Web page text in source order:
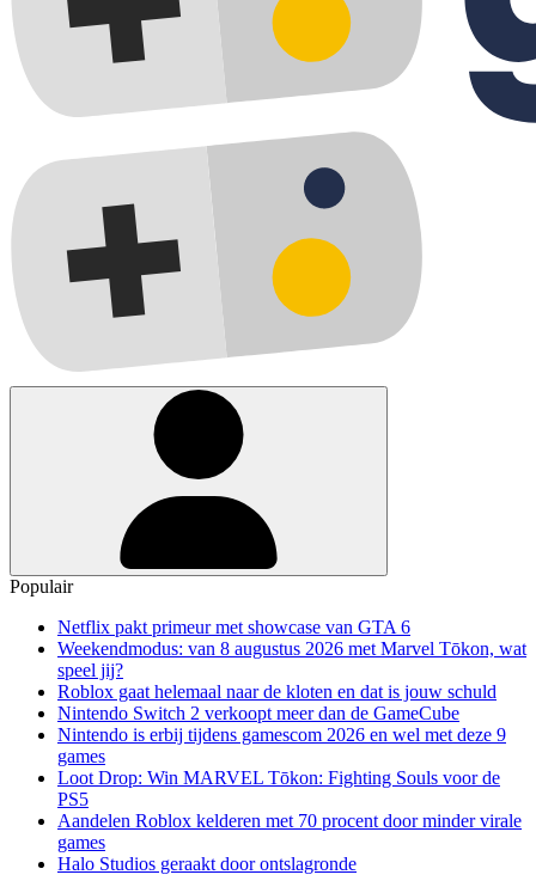
Populair
Netflix pakt primeur met showcase van GTA 6
Weekendmodus: van 8 augustus 2026 met Marvel Tōkon, wat
speel jij?
Roblox gaat helemaal naar de kloten en dat is jouw schuld
Nintendo Switch 2 verkoopt meer dan de GameCube
Nintendo is erbij tijdens gamescom 2026 en wel met deze 9
games
Loot Drop: Win MARVEL Tōkon: Fighting Souls voor de
PS5
Aandelen Roblox kelderen met 70 procent door minder virale
games
Halo Studios geraakt door ontslagronde